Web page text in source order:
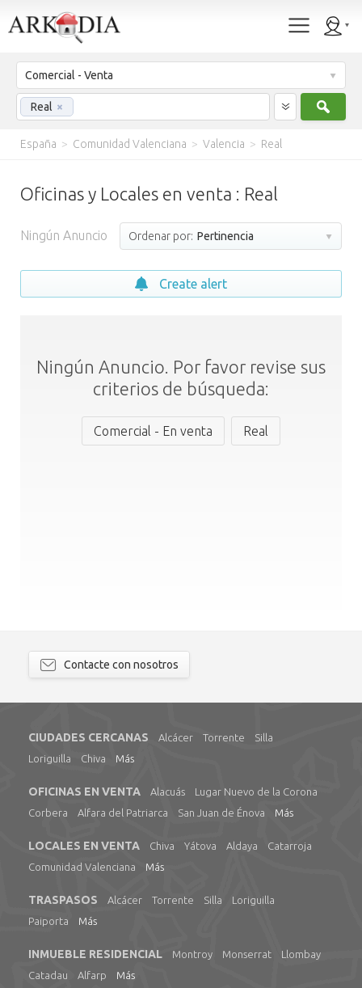
Comercial - Venta
Real ×
España > Comunidad Valenciana > Valencia > Real
Oficinas y Locales en venta : Real
Ningún Anuncio Ordenar por: Pertinencia
Create alert
Ningún Anuncio. Por favor revise sus
criterios de búsqueda:
Comercial - En venta Real
Contacte con nosotros
CIUDADES CERCANAS Alcácer Torrente
Silla
Loriguilla
Chiva Más
OFICINAS EN VENTA Alacuás
Lugar Nuevo de la Corona
Corbera
Alfara del Patriarca San Juan de Énova Más
LOCALES EN VENTA Chiva Yátova Aldaya
Catarroja
Comunidad Valenciana
Más
TRASPASOS Alcácer Torrente Silla
Loriguilla
Paiporta
Más
INMUEBLE RESIDENCIAL Montroy Monserrat
Llombay
Catadau
Alfarp Más